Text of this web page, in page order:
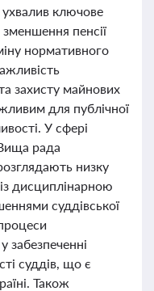
ключове
пенсії
нормативного
захисту майнових
для публічної
У сфері
рада
низку
дисциплінарною
суддівської
забезпеченні
суддів, що є
Також